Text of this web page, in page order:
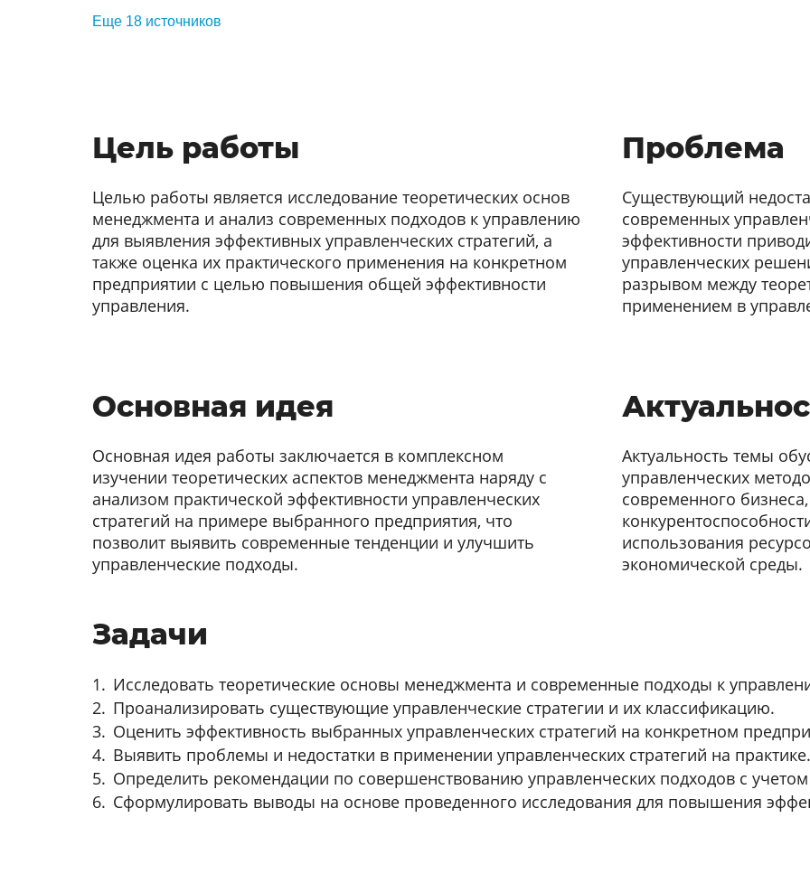
Еще 18 источников
Цель работы
Целью работы является исследование теоретических основ
менеджмента и анализ современных подходов к управлению
для выявления эффективных управленческих стратегий, а
также оценка их практического применения на конкретном
предприятии с целью повышения общей эффективности
управления.
Проблема
Существующий
современных
эффективности
управленческих
разрывом между
применением в
Основная идея
Основная идея работы заключается в комплексном
изучении теоретических аспектов менеджмента наряду с
анализом практической эффективности управленческих
стратегий на примере выбранного предприятия, что
позволит выявить современные тенденции и улучшить
управленческие подходы.
Актуальность темы
управленческих
современного
использования
экономической среды.
Задачи
Исследовать теоретические основы менеджмента и современные подходы к
Проанализировать существующие управленческие стратегии и их классификацию.
Оценить эффективность выбранных управленческих стратегий на конкретном
Выявить проблемы и недостатки в применении управленческих стратегий на практике.
Определить рекомендации по совершенствованию управленческих подходов с
Сформулировать выводы на основе проведенного исследования для повышения